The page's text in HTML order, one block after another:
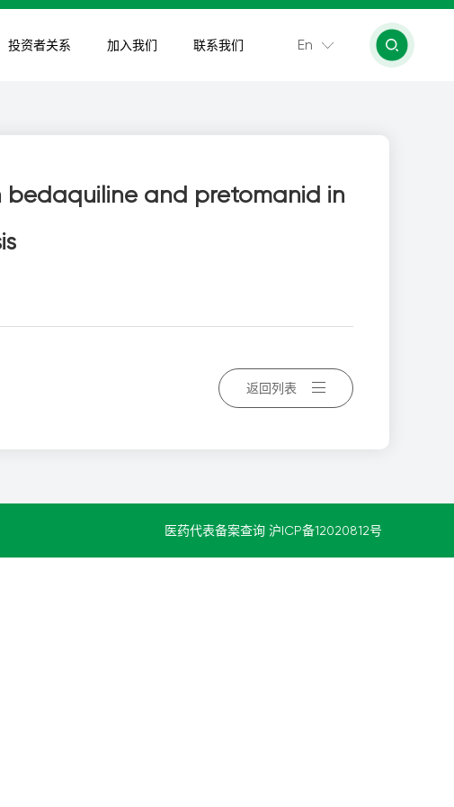
投资者关系 加入我们 联系我们 En
bedaquiline and pretomanid in
返回列表
医药代表备案查询 沪ICP备12020812号